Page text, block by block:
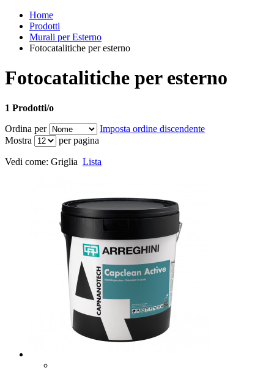
Home
Prodotti
Murali per Esterno
Fotocatalitiche per esterno
Fotocatalitiche per esterno
1 Prodotti/o
Ordina per
Imposta ordine discendente
Mostra
per pagina
Vedi come: Griglia Lista